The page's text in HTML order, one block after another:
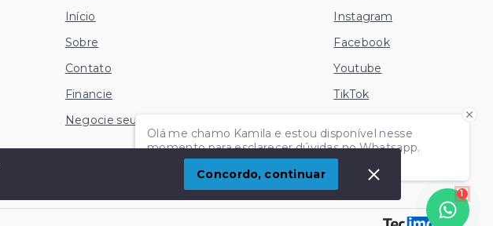
Olá me chamo Kamila e estou disponível nesse
momento para esclarecer dúvidas no Whatsapp.
Independente do horário é só chamar!
1
Início
Sobre
Contato
Financie
Negocie seu Imóvel
Instagram
Facebook
Youtube
TikTok
Concordo, continuar